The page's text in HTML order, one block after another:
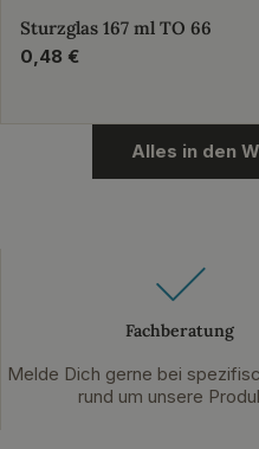
Sturzglas 167 ml TO 66
Regulärer
0,48 €
Alles in den
Fachberatung
Melde Dich gerne bei
rund um unsere